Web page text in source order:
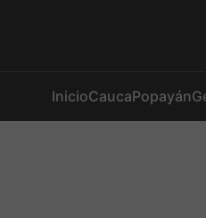
InicioCaucaPopayán